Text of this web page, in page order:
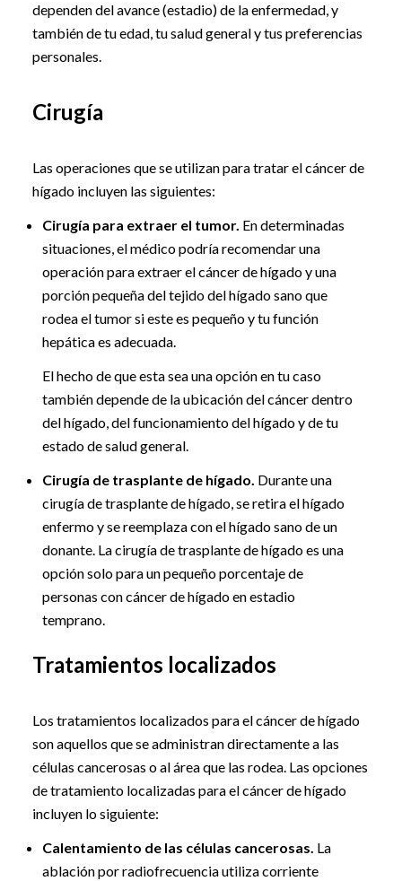
dependen del avance (estadio) de la enfermedad, y
también de tu edad, tu salud general y tus preferencias
personales.
Cirugía
Las operaciones que se utilizan para tratar el cáncer de
hígado incluyen las siguientes:
Cirugía para extraer el tumor. En determinadas
situaciones, el médico podría recomendar una
operación para extraer el cáncer de hígado y una
porción pequeña del tejido del hígado sano que
rodea el tumor si este es pequeño y tu función
hepática es adecuada.
El hecho de que esta sea una opción en tu caso
también depende de la ubicación del cáncer dentro
del hígado, del funcionamiento del hígado y de tu
estado de salud general.
Cirugía de trasplante de hígado. Durante una
cirugía de trasplante de hígado, se retira el hígado
enfermo y se reemplaza con el hígado sano de un
donante. La cirugía de trasplante de hígado es una
opción solo para un pequeño porcentaje de
personas con cáncer de hígado en estadio
temprano.
Tratamientos localizados
Los tratamientos localizados para el cáncer de hígado
son aquellos que se administran directamente a las
células cancerosas o al área que las rodea. Las opciones
de tratamiento localizadas para el cáncer de hígado
incluyen lo siguiente:
Calentamiento de las células cancerosas. La
ablación por radiofrecuencia utiliza corriente